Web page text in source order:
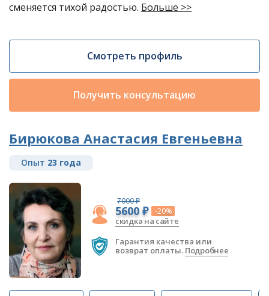
сменяется тихой радостью. Больше >>
Смотреть профиль
Получить консультацию
Бирюкова Анастасия Евгеньевна
Опыт 23 года
7000 ₽
5600 ₽ -20%
скидка на сайте
Гарантия качества или
возврат оплаты. Подробнее